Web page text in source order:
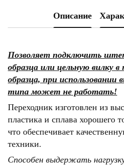
Описание
Позволяет подключить
образца или цельную вилку
образца, при использовании
типа может не работать!
Переходник изготовлен из
пластика и сплава хорошего
что обеспечивает
техники.
Способен выдержать